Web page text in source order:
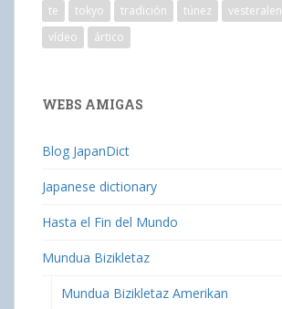
te
tokyo tradición túnez vesteralen
vídeo
ártico
WEBS AMIGAS
Blog JapanDict
Japanese dictionary
Hasta el Fin del Mundo
Mundua Bizikletaz
Mundua Bizikletaz Amerikan